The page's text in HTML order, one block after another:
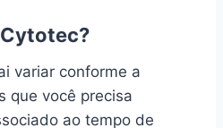
variar conforme a
que você precisa
ao tempo de